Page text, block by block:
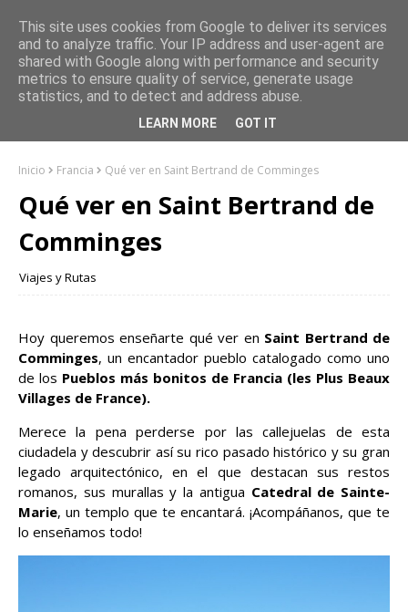
Inicio Francia Qué ver en Saint Bertrand de Comminges
Qué ver en Saint Bertrand de
Comminges
Viajes y Rutas
Hoy queremos enseñarte qué ver en Saint Bertrand de
Comminges, un encantador pueblo catalogado como uno
de los Pueblos más bonitos de Francia (les Plus Beaux
Villages de France).
Merece la pena perderse por las callejuelas de esta
ciudadela y descubrir así su rico pasado histórico y su gran
legado arquitectónico, en el que destacan sus restos
romanos, sus murallas y la antigua Catedral de Sainte-
Marie, un templo que te encantará. ¡Acompáñanos, que te
lo enseñamos todo!
This site uses cookies from Google to deliver its services
and to analyze traffic. Your IP address and user-agent are
shared with Google along with performance and security
metrics to ensure quality of service, generate usage
statistics, and to detect and address abuse.
LEARN MORE GOT IT